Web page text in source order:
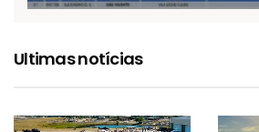
Ultimas notícias